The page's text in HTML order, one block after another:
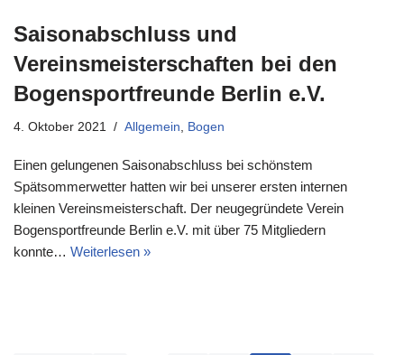
Saisonabschluss und
Vereinsmeisterschaften bei den
Bogensportfreunde Berlin e.V.
4. Oktober 2021 Allgemein, Bogen
Einen gelungenen Saisonabschluss bei schönstem
Spätsommerwetter hatten wir bei unserer ersten internen
kleinen Vereinsmeisterschaft. Der neugegründete Verein
Bogensportfreunde Berlin e.V. mit über 75 Mitgliedern
konnte… Weiterlesen »